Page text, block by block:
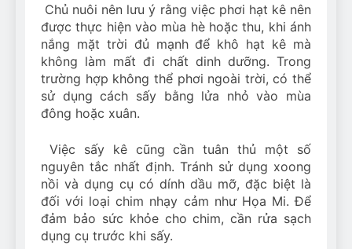
Chủ nuôi nên lưu ý rằng việc phơi hạt kê nên
được thực hiện vào mùa hè hoặc thu, khi ánh
nắng mặt trời đủ mạnh để khô hạt kê mà
không làm mất đi chất dinh dưỡng. Trong
trường hợp không thể phơi ngoài trời, có thể
sử dụng cách sấy bằng lửa nhỏ vào mùa
đông hoặc xuân.
Việc sấy kê cũng cần tuân thủ một số
nguyên tắc nhất định. Tránh sử dụng xoong
nồi và dụng cụ có dính dầu mỡ, đặc biệt là
đối với loại chim nhạy cảm như Họa Mi. Để
đảm bảo sức khỏe cho chim, cần rửa sạch
dụng cụ trước khi sấy.